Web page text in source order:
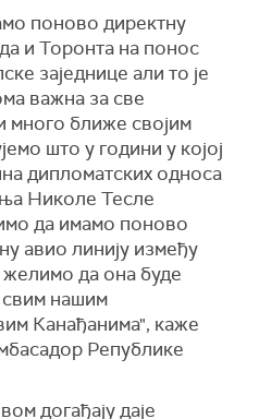
поново директну
и Торонта на понос
заједнице али то је
важна за све
много ближе својим
што у години у којој
дипломатских односа
Николе Тесле
да имамо поново
авио линију између
да она буде
свим нашим
Канађанима", каже
Републике
догађају даје